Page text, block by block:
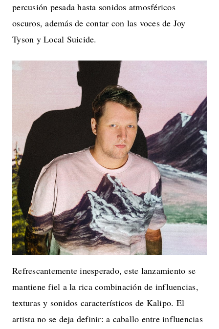
percusión pesada hasta sonidos atmosféricos
oscuros, además de contar con las voces de Joy
Tyson y Local Suicide.
Refrescantemente inesperado, este lanzamiento se
mantiene fiel a la rica combinación de influencias,
texturas y sonidos característicos de Kalipo. El
artista no se deja definir: a caballo entre influencias